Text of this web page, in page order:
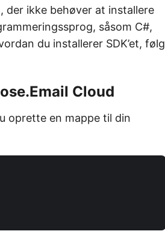
der ikke behøver at installere
såsom C#,
du installerer SDK’et, følg
Cloud
oprette en mappe til din